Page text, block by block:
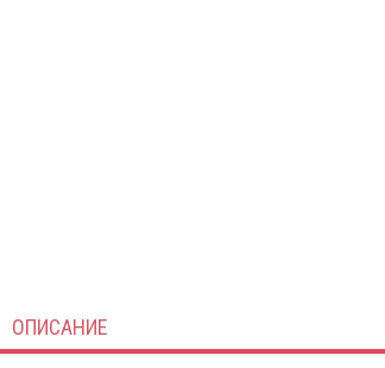
ОПИСАНИЕ